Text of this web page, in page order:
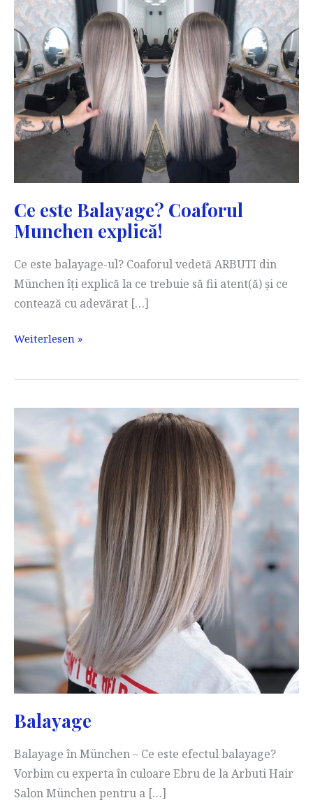
Ce este Balayage? Coaforul
Munchen explică!
Ce este balayage-ul? Coaforul vedetă ARBUTI din
München îți explică la ce trebuie să fii atent(ă) și ce
contează cu adevărat […]
Ce
Balayage?
Weiterlesen »
Balayage
Balayage în München – Ce este efectul balayage?
Vorbim cu experta în culoare Ebru de la Arbuti Hair
Salon München pentru a […]